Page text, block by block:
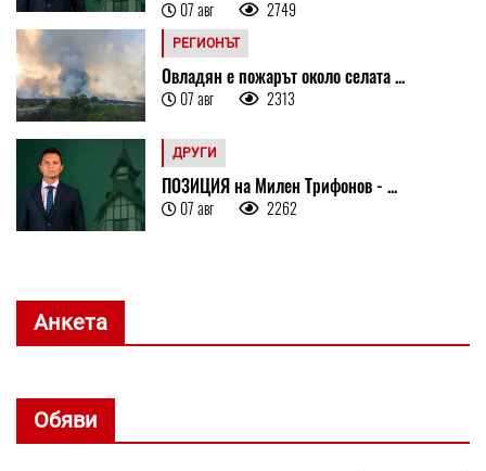
07 авг 2749
РЕГИОНЪТ
Овладян е пожарът около селата ...
07 авг 2313
ДРУГИ
ПОЗИЦИЯ на Милен Трифонов - ...
07 авг 2262
Анкета
Обяви